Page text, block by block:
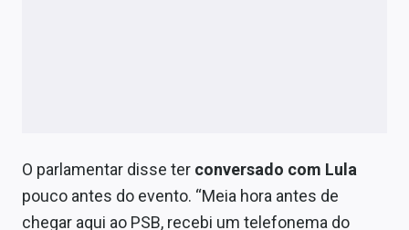
O parlamentar disse ter conversado com Lula
pouco antes do evento. “Meia hora antes de
chegar aqui ao PSB, recebi um telefonema do